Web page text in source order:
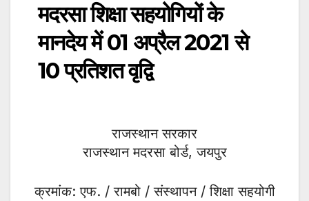
मदरसा शिक्षा सहयोगियों के
मानदेय में 01 अप्रैल 2021 से
10 प्रतिशत वृद्वि
राजस्थान सरकार
राजस्थान मदरसा बोर्ड, जयपुर
क्रमांक: एफ. / रामबो / संस्थापन / शिक्षा सहयोगी